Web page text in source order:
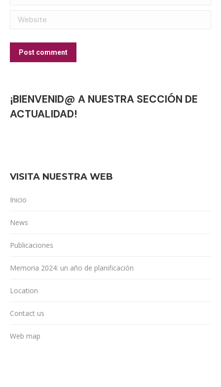
Website
Post comment
¡BIENVENID@ A NUESTRA SECCIÓN DE
ACTUALIDAD!
VISITA NUESTRA WEB
Inicio
News
Publicaciones
Memoria 2024: un año de planificación
Location
Contact us
Web map